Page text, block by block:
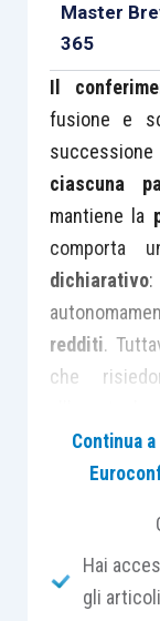
Master
365
Il
fusione e
ciascuna
mantiene la
comporta
dichiarativo:
redditi.
che
imposta
riserve.
è
redditi ,
Continua
Hai
gli